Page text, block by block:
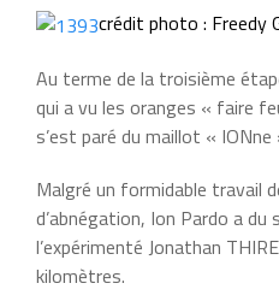
crédit photo : Freedy
Au terme de la troisième
qui a vu les oranges « faire
s’est paré du maillot « IONne
Malgré un formidable travail
d’abnégation, Ion Pardo a
l’expérimenté Jonathan
kilomètres.